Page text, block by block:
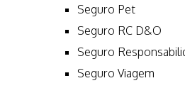
Seguro Pet
Seguro RC D&O
Seguro
Seguro Viagem